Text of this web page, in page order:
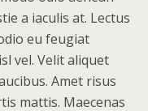
a iaculis at. Lectus
eu feugiat
vel. Velit aliquet
Amet risus
mattis. Maecenas